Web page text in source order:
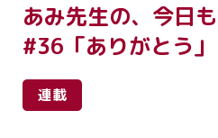
あみ先生の、今日
#36「ありがとう」
連載